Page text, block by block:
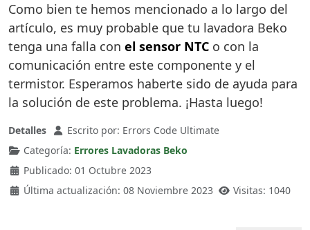
Como bien te hemos mencionado a lo largo del
artículo, es muy probable que tu lavadora Beko
tenga una falla con el sensor NTC o con la
comunicación entre este componente y el
termistor. Esperamos haberte sido de ayuda para
la solución de este problema. ¡Hasta luego!
Detalles Escrito por: Errors Code Ultimate
Categoría: Errores Lavadoras Beko
Publicado: 01 Octubre 2023
Última actualización: 08 Noviembre 2023
Visitas: 1040